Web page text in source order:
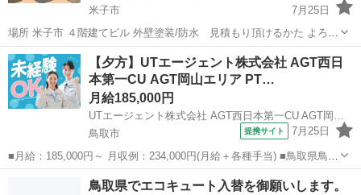
米子市
7月25日
場所 米子市 ４階建てビル 外壁塗装/防水 見積もり頂けるかた よろし
くお願い申し上げます。 詳しくは問い合わせください TEL 070-2185-
4206 TEL 050-3577-4015
鳥取 米子市 その他
【夕方】UTエージェント株式会社 AGT西日
本第一CU AGT岡山エリア PT…
月給185,000円
UTエージェント株式会社 AGT西日本第一CU AGT岡山エリア PT南栄CL 《JNPM1C》
鳥取市
提携サイト 7月25日
■月給：185,000円～ 月収例：234,000円(月給＋各種手当) ■鳥取県鳥取
市 勤務詳細：鳥取市 通勤方法：車 最寄り駅：津ノ井駅から車4分 ※
構内の（無料）駐車場利用OK ※バイク通勤不可 ■正社員 ■入社日応相
加工
鳥取県でエコキュート入替を御願いします。